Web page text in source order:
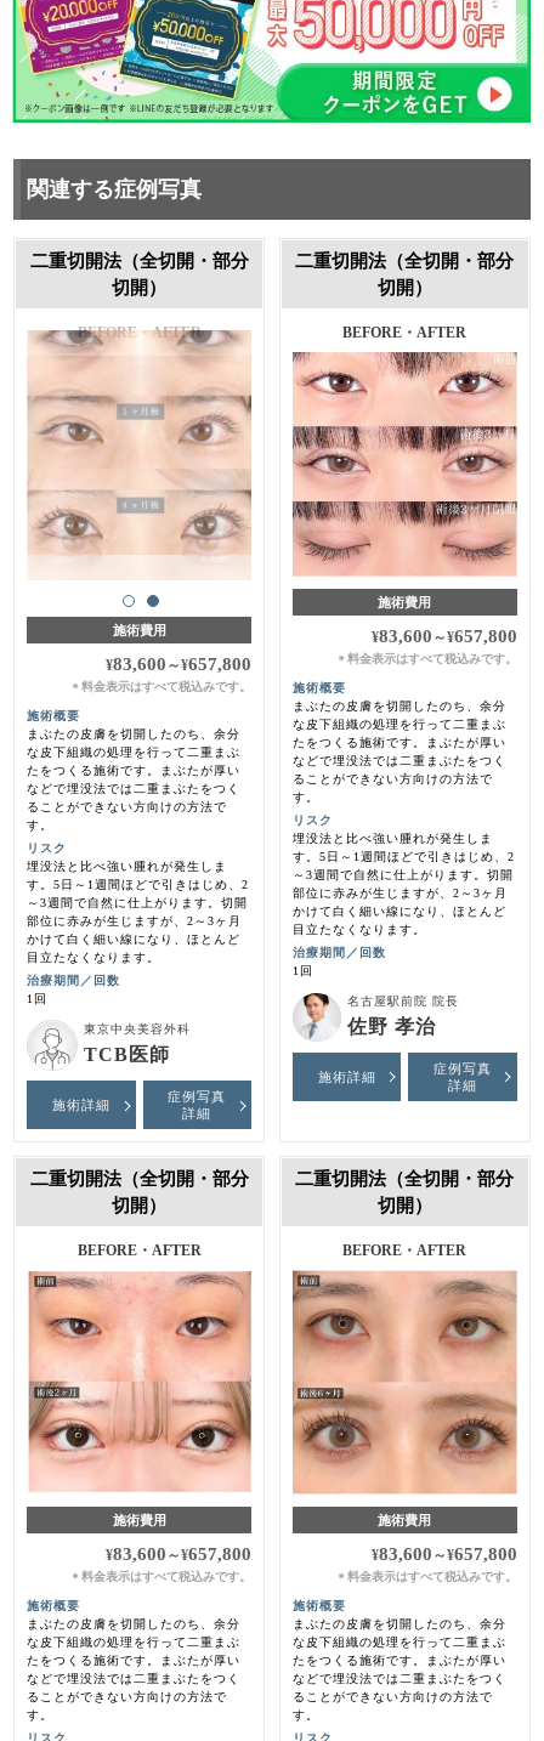
関連する症例写真
二重切開法（全切開・部分
切開）
施術費用
¥83,600 ～¥657,800
＊料金表示はすべて税込みです。
施術概要
まぶたの皮膚を切開したのち、余分
な皮下組織の処理を行って二重まぶ
たをつくる施術です。まぶたが厚い
などで埋没法では二重まぶたをつく
ることができない方向けの方法で
す。
リスク
埋没法と比べ強い腫れが発生しま
す。5日～1週間ほどで引きはじめ、2
～3週間で自然に仕上がります。切開
部位に赤みが生じますが、2～3ヶ月
かけて白く細い線になり、ほとんど
目立たなくなります。
治療期間／回数
1回
東京中央美容外科
TCB医師
施術詳細
症例写真
詳細
二重切開法（全切開・部分
切開）
BEFORE・AFTER
施術費用
¥83,600 ～¥657,800
＊ 料金表示はすべて税込みです。
施術概要
まぶたの皮膚を切開したのち、余分
な皮下組織の処理を行って二重まぶ
たをつくる施術です。まぶたが厚い
などで埋没法では二重まぶたをつく
ることができない方向けの方法で
す。
リスク
埋没法と比べ強い腫れが発生しま
す。5日～1週間ほどで引きはじめ、2
～3週間で自然に仕上がります。切開
部位に赤みが生じますが、2～3ヶ月
かけて白く細い線になり、ほとんど
目立たなくなります。
治療期間／回数
1回
名古屋駅前院 院長
佐野 孝治
施術詳細
症例写真
詳細
二重切開法（全切開・部分
切開）
BEFORE・AFTER
施術費用
¥83,600 ～¥657,800
＊料金表示はすべて税込みです。
施術概要
まぶたの皮膚を切開したのち、余分
な皮下組織の処理を行って二重まぶ
たをつくる施術です。まぶたが厚い
などで埋没法では二重まぶたをつく
ることができない方向けの方法で
す。
リスク
二重切開法（全切開・部分
切開）
BEFORE・AFTER
施術費用
¥83,600 ～¥657,800
＊ 料金表示はすべて税込みです。
施術概要
まぶたの皮膚を切開したのち、余分
な皮下組織の処理を行って二重まぶ
たをつくる施術です。まぶたが厚い
などで埋没法では二重まぶたをつく
ることができない方向けの方法で
す。
リスク